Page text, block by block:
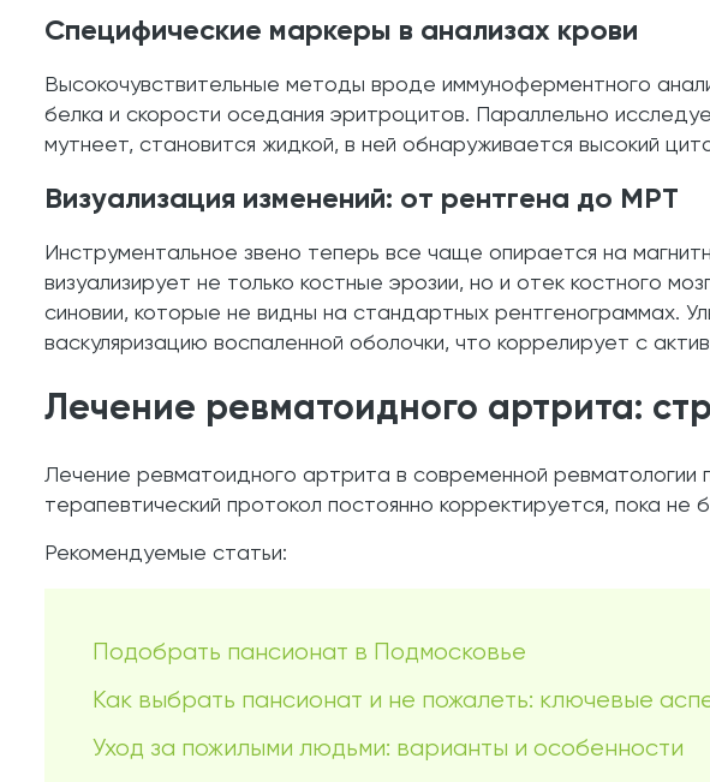
Специфические маркеры в анализах крови
Высокочувствительные методы вроде иммуноферментного
белка и скорости оседания эритроцитов. Параллельно
мутнеет, становится жидкой, в ней обнаруживается высокий
Визуализация изменений: от рентгена до МРТ
Инструментальное звено теперь все чаще опирается на
визуализирует не только костные эрозии, но и отек костного
синовии, которые не видны на стандартных рентгенограммах.
васкуляризацию воспаленной оболочки, что коррелирует с
Лечение ревматоидного артрита:
Лечение ревматоидного артрита в современной ревматологии
терапевтический протокол постоянно корректируется, пока не
Рекомендуемые статьи:
Подобрать пансионат в Подмосковье
Как выбрать пансионат и не пожалеть: ключевые
Уход за пожилыми людьми: варианты и особенности